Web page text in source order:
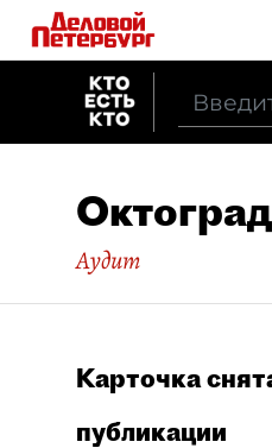
Аудит
Карточка
публикации